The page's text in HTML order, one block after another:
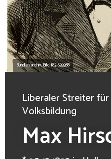
Bundesarchiv, Bild 183-S33388
Liberaler Streiter
Volksbildung
Max